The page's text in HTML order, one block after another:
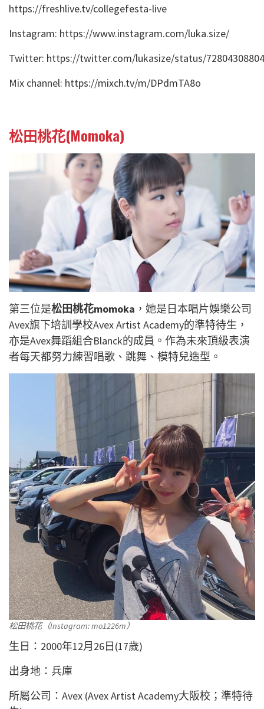
https://freshlive.tv/collegefesta-live
Instagram: https://www.instagram.com/luka.size/
Twitter: https://twitter.com/lukasize/status/
Mix channel: https://mixch.tv/m/DPdmTA8o
松田桃花(Momoka)
第三位是松田桃花momoka ，她是日本唱片娛樂公司
Avex旗下培訓學校Avex Artist Academy的準特待生，
亦是Avex舞蹈組合Blanck的成員。作為未來頂級表演
者每天都努力練習唱歌、跳舞、模特兒造型。
松田桃花（Instagram: mo1226m）
生日：2000年12月26日(17歲)
出身地：兵庫
所屬公司：Avex (Avex Artist Academy大阪校；準特待